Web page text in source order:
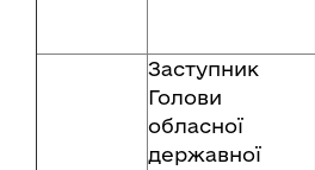
Заступник
Голови
обласної
державної